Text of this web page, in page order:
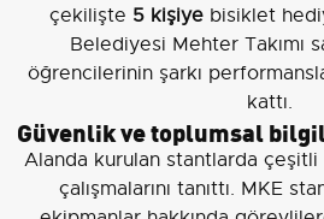
çekilişte 5 kişiyebisiklet
Belediyesi Mehter Takımı
öğrencilerinin şarkı
kattı.
Güvenlik ve toplumsal
Alanda kurulan stantlarda
çalışmalarını tanıttı. MKE